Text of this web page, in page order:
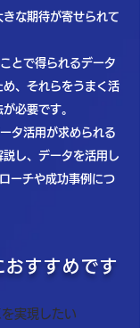
な期待が寄せられて
とで得られるデータ
、それらをうまく活
必要です。
タ活用が求められる
し、データを活用し
ーチや成功事例につ
おすすめです
実現したい